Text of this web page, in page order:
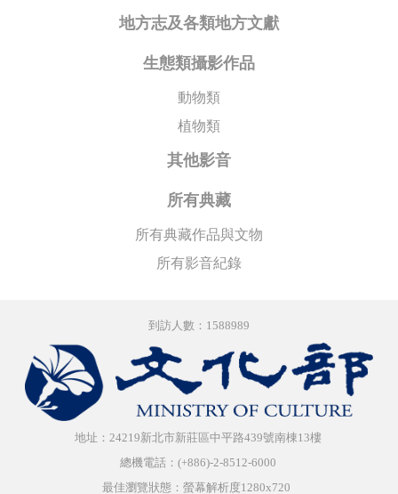
地方志及各類地方文獻
生態類攝影作品
動物類
植物類
其他影音
所有典藏
所有典藏作品與文物
所有影音紀錄
到訪人數：1588989
地址：24219新北市新莊區中平路439號南棟13樓
總機電話：(+886)-2-8512-6000
最佳瀏覽狀態：螢幕解析度1280x720